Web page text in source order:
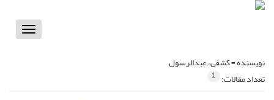
Toggle
نویسنده =کشفی، عبدالرسول
تعداد مقالات: 1